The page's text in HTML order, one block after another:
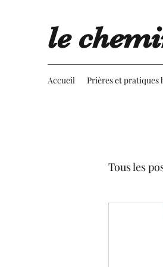
le
Accueil Prières et pratiques
Tous les